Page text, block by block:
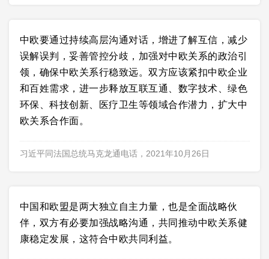
中欧要通过持续高层沟通对话，增进了解互信，减少
误解误判，妥善管控分歧，加强对中欧关系的政治引
领，确保中欧关系行稳致远。双方应该紧扣中欧企业
和百姓需求，进一步释放互联互通、数字技术、绿色
环保、科技创新、医疗卫生等领域合作潜力，扩大中
欧关系合作面。
习近平同法国总统马克龙通电话，2021年10月26日
中国和欧盟是两大独立自主力量，也是全面战略伙
伴，双方有必要加强战略沟通，共同推动中欧关系健
康稳定发展，这符合中欧共同利益。